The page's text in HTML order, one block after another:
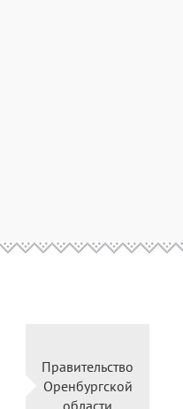
Правительство
Оренбургской
области